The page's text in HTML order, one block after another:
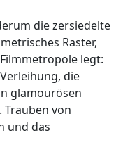
die zersiedelte
Raster,
legt:
die
glamourösen
Trauben von
und das